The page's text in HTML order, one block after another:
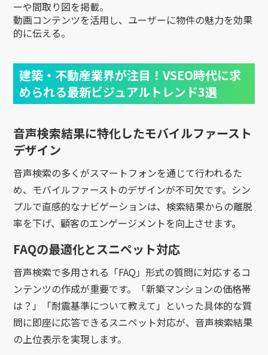
ーや間取り図を掲載。
動画コンテンツを活用し、ユーザーに物件の魅力を効果
的に伝える。
建築・不動産業界が注目！VSEO時代に求
められる最新ビジュアルトレンド3選
音声検索結果に特化したモバイルファースト
デザイン
音声検索の多くがスマートフォンを通じて行われるた
め、モバイルファーストのデザインが不可欠です。シン
プルで直感的なナビゲーションは、検索結果からの離脱
率を下げ、顧客のエンゲージメントを向上させます。
FAQの最適化とスニペット対応
音声検索で多用される「FAQ」形式の質問に対応するコ
ンテンツの作成が重要です。「新築マンションの価格帯
は？」「耐震基準について教えて」といった具体的な質
問に即座に応答できるスニペット対応が、音声検索結果
の上位表示を実現します。